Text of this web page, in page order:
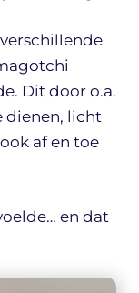
Dit door o.a.
dienen, licht
af en toe
en dat